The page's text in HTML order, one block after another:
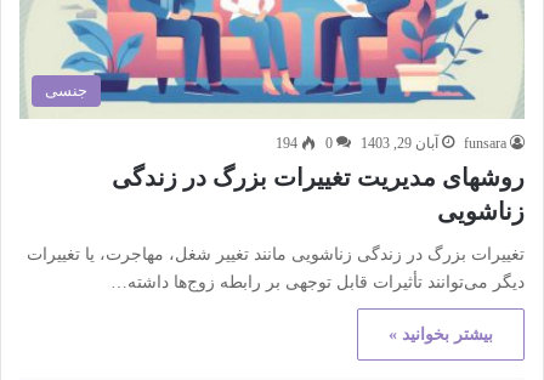
جنسی
funsara آبان 29, 1403 0
194
روشهای مدیریت تغییرات بزرگ در زندگی
زناشویی
تغییرات بزرگ در زندگی زناشویی مانند تغییر شغل، مهاجرت، یا تغییرات
دیگر می‌توانند تأثیرات قابل توجهی بر رابطه زوج‌ها داشته…
بیشتر بخوانید »